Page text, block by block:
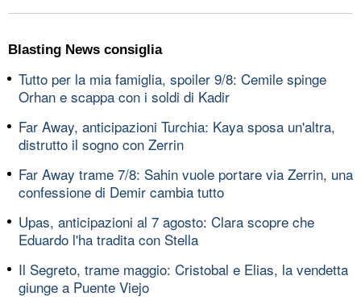
Blasting News consiglia
Tutto per la mia famiglia, spoiler 9/8: Cemile spinge
Orhan e scappa con i soldi di Kadir
Far Away, anticipazioni Turchia: Kaya sposa un'altra,
distrutto il sogno con Zerrin
Far Away trame 7/8: Sahin vuole portare via Zerrin, una
confessione di Demir cambia tutto
Upas, anticipazioni al 7 agosto: Clara scopre che
Eduardo l'ha tradita con Stella
Il Segreto, trame maggio: Cristobal e Elias, la vendetta
giunge a Puente Viejo